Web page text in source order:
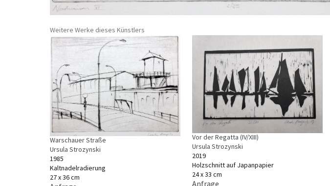
Weitere Werke dieses Künstlers
Warschauer Straße
Ursula Strozynski
1985
Kaltnadelradierung
27 x 36 cm
Vor der Regatta (IV/XIII)
Ursula Strozynski
2019
Holzschnitt auf Japanpapier
24 x 33 cm
Anfrage